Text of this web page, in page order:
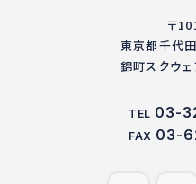
〒
東京都千代
錦町スクウ
TEL 03-
FAX 03-